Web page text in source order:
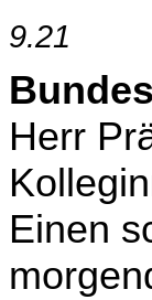
9.21
Herr
Einen